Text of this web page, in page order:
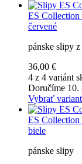
ES Collection
červené
pánske slipy
36,00 €
4 z 4 variánt
Doručíme 10.
Vybrať
ES Collection
biele
pánske slipy